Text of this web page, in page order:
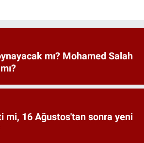
mı? Mohamed Salah
mi, 16 Ağustos'tan sonra yeni